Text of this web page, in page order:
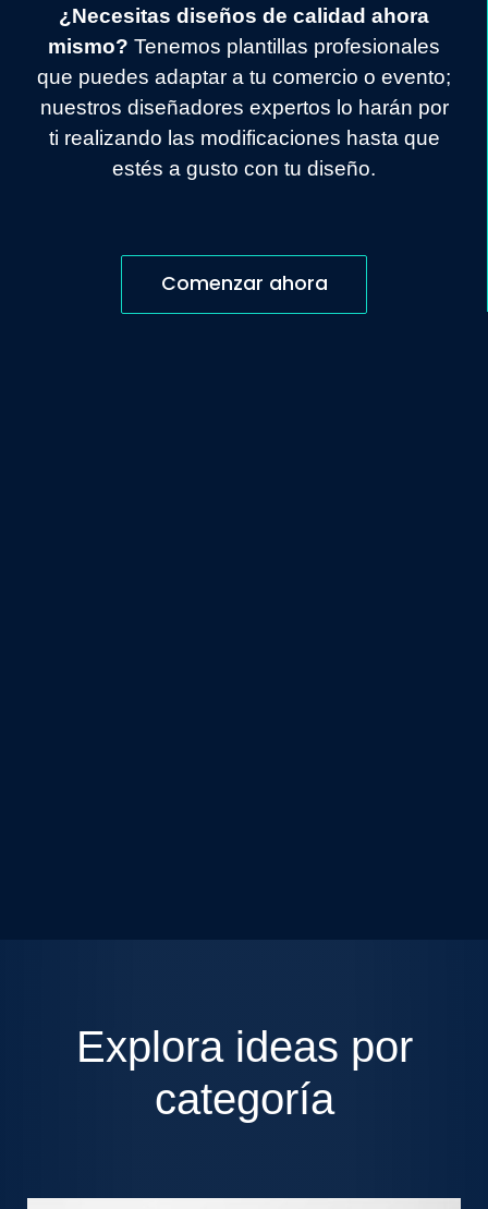
¿Necesitas diseños de calidad ahora
mismo? Tenemos plantillas profesionales
que puedes adaptar a tu comercio o evento;
nuestros diseñadores expertos lo harán por
ti realizando las modificaciones hasta que
estés a gusto con tu diseño.
Comenzar ahora
Explora ideas por
categoría